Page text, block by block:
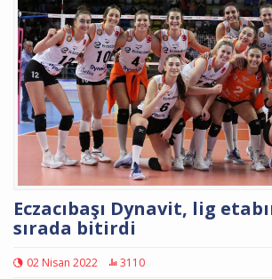
Eczacıbaşı Dynavit, lig
sırada bitirdi
02 Nisan 2022 3110